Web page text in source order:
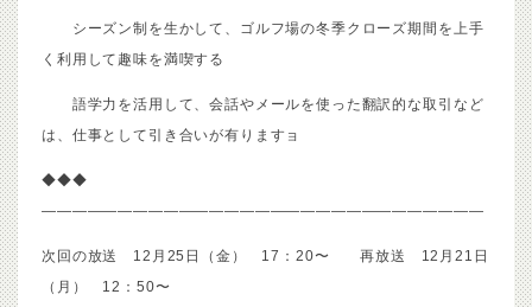
シーズン制を生かして、ゴルフ場の冬季クローズ期間を上手
く利用して趣味を満喫する
語学力を活用して、会話やメールを使った翻訳的な取引など
は、仕事として引き合いが有りますョ
◆◆◆
—————————————————————————————
次回の放送 12月25日（金） 17：20〜 再放送 12月21日
（月） 12：50〜